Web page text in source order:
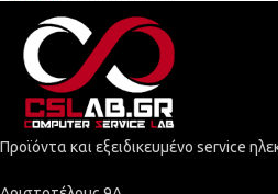
Προϊόντα και εξειδικευμένο service